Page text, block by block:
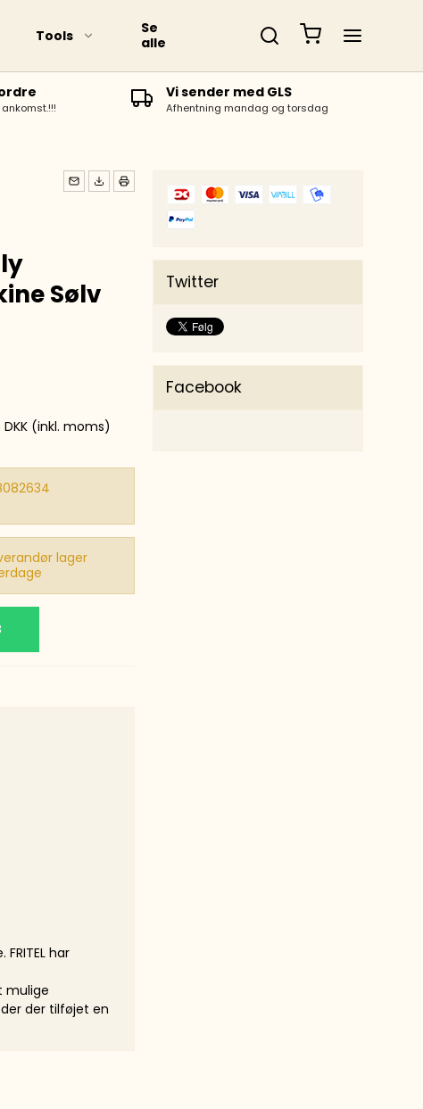
Tools
Se
alle
Vi sender med GLS
Afhentning mandag og torsdag
Sølv
(inkl. moms)
lager
har
mulige
der tilføjet en
Twitter
Facebook